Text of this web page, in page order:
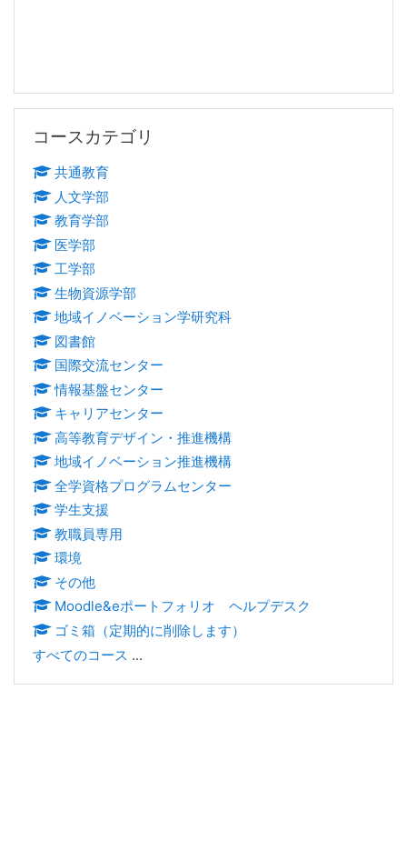
コースカテゴリ
共通教育
人文学部
教育学部
医学部
工学部
生物資源学部
地域イノベーション学研究科
図書館
国際交流センター
情報基盤センター
キャリアセンター
高等教育デザイン・推進機構
地域イノベーション推進機構
全学資格プログラムセンター
学生支援
教職員専用
環境
その他
Moodle&eポートフォリオ ヘルプデスク
ゴミ箱（定期的に削除します）
すべてのコース ...